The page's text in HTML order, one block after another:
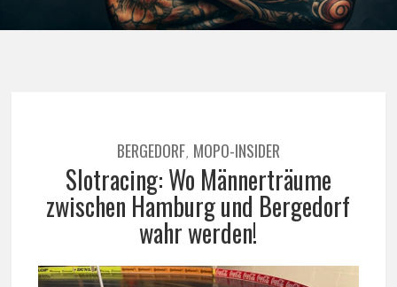
BERGEDORF, MOPO-INSIDER
Slotracing: Wo Männerträume
zwischen Hamburg und Bergedorf
wahr werden!